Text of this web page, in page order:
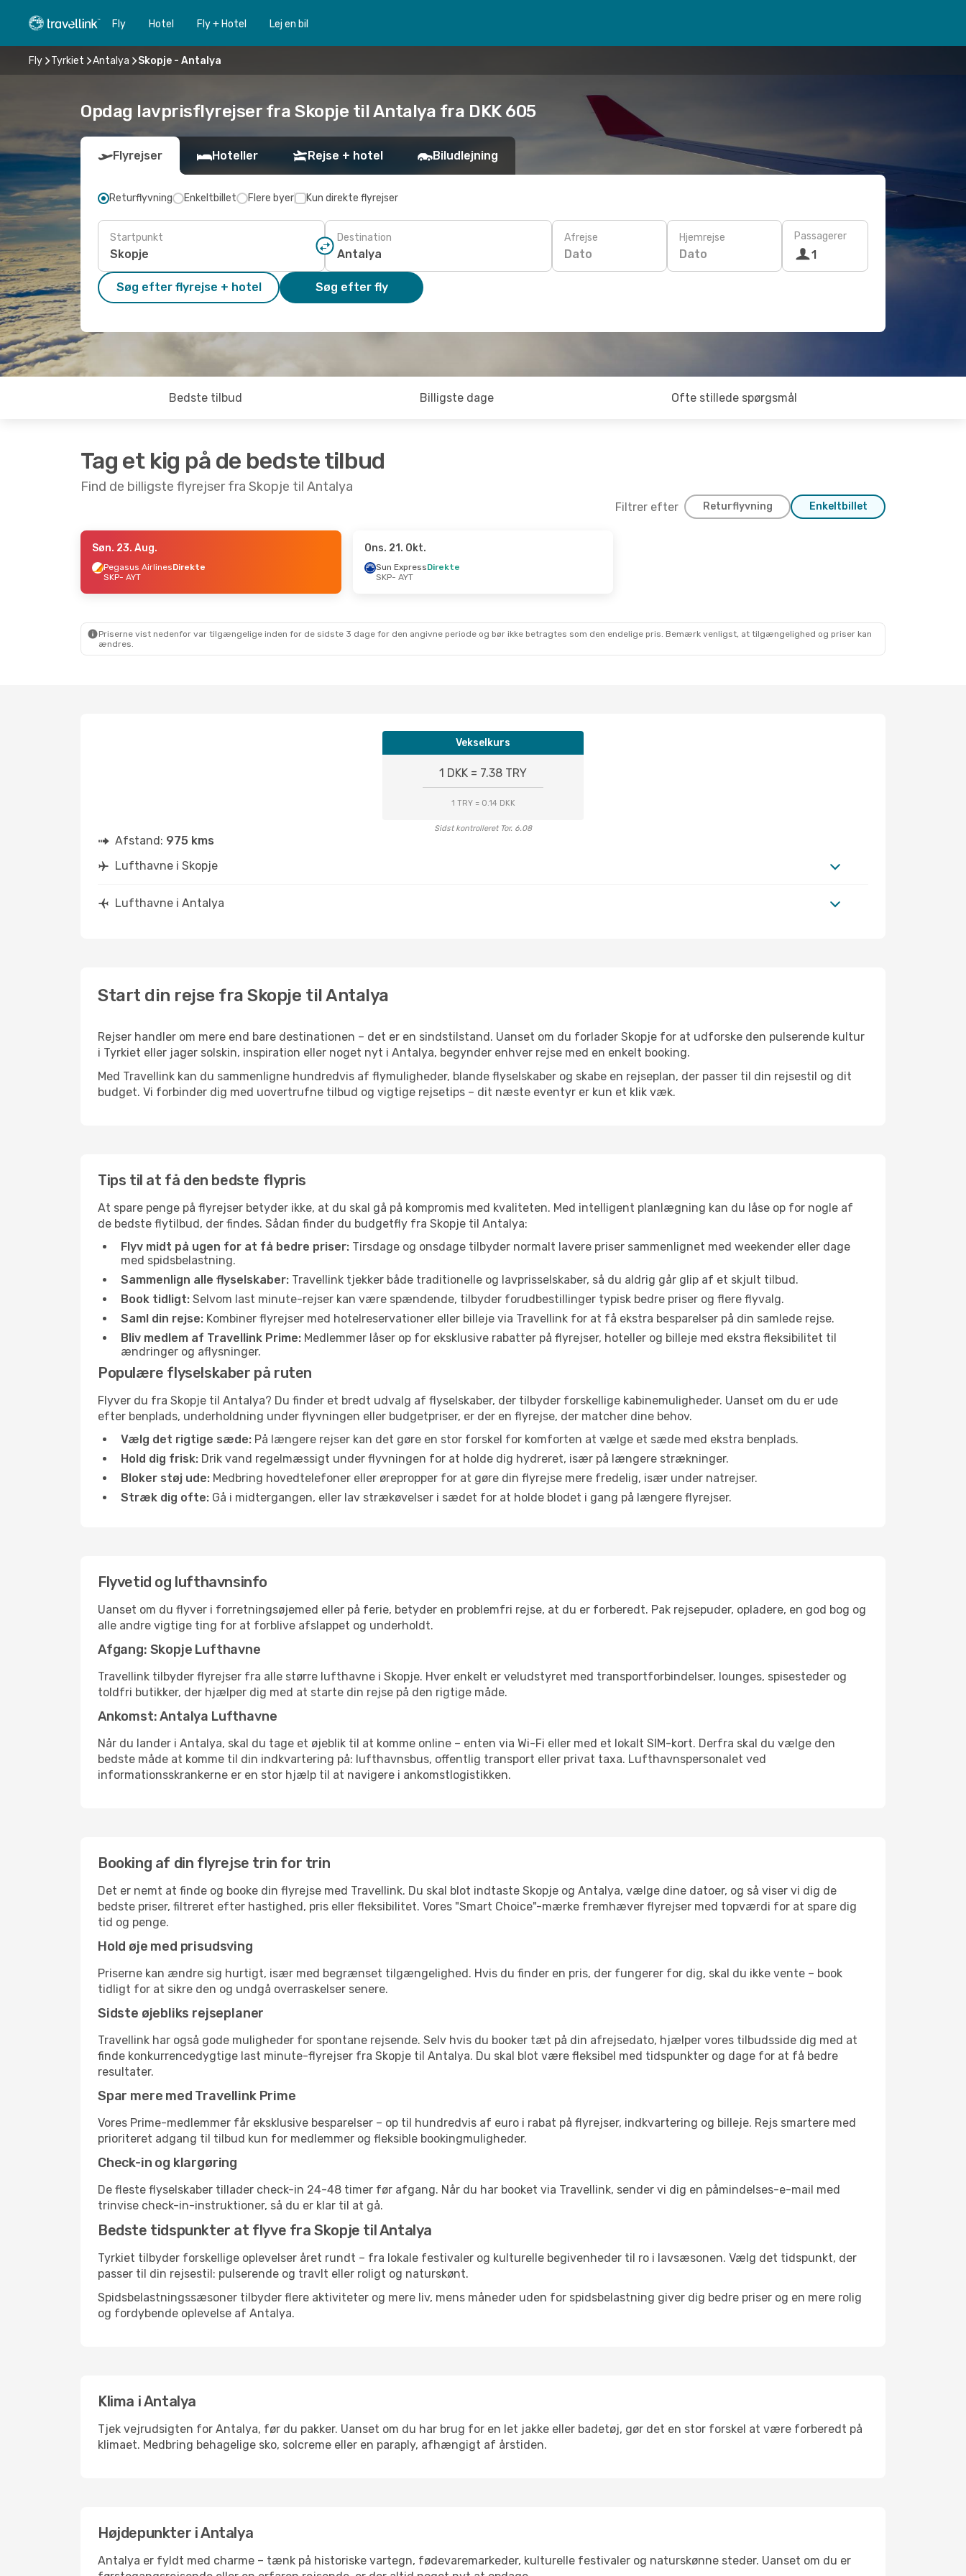
Fly Hotel Fly + Hotel Lej en bil
Fly Tyrkiet Antalya Skopje - Antalya
Opdag lavprisflyrejser fra Skopje til Antalya fra DKK 605
Flyrejser Hoteller Rejse + hotel Biludlejning
Returflyvning Enkeltbillet Flere byer Kun direkte flyrejser
Startpunkt Destination Afrejse
Dato
Hjemrejse
Dato
Passagerer
1
Søg efter flyrejse + hotel Søg efter fly
Bedste tilbud Billigste dage Ofte stillede spørgsmål
Tag et kig på de bedste tilbud
Find de billigste flyrejser fra Skopje til Antalya
Filtrer efter Returflyvning Enkeltbillet
- Ons. 23. Sep.
Direkte
- Lør. 17. Okt.
Direkte
- Ons. 26. Aug.
Søn. 23. Aug.
Pegasus AirlinesDirekte
SKP- AYT
Ons. 21. Okt.
Sun ExpressDirekte
SKP- AYT
Priserne vist nedenfor var tilgængelige inden for de sidste 3 dage for den angivne periode og bør ikke betragtes som den endelige pris. Bemærk venligst, at tilgængelighed og priser kan
ændres.
Vekselkurs
1 DKK = 7.38 TRY
1 TRY = 0.14 DKK
Sidst kontrolleret Tor. 6.08
Afstand: 975 kms
Lufthavne i Skopje
Lufthavne i Antalya
Start din rejse fra Skopje til Antalya
Rejser handler om mere end bare destinationen – det er en sindstilstand. Uanset om du forlader Skopje for at udforske den pulserende kultur
i Tyrkiet eller jager solskin, inspiration eller noget nyt i Antalya, begynder enhver rejse med en enkelt booking.
Med Travellink kan du sammenligne hundredvis af flymuligheder, blande flyselskaber og skabe en rejseplan, der passer til din rejsestil og dit
budget. Vi forbinder dig med uovertrufne tilbud og vigtige rejsetips – dit næste eventyr er kun et klik væk.
Tips til at få den bedste flypris
At spare penge på flyrejser betyder ikke, at du skal gå på kompromis med kvaliteten. Med intelligent planlægning kan du låse op for nogle af
de bedste flytilbud, der findes. Sådan finder du budgetfly fra Skopje til Antalya:
Flyv midt på ugen for at få bedre priser: Tirsdage og onsdage tilbyder normalt lavere priser sammenlignet med weekender eller dage
med spidsbelastning.
Sammenlign alle flyselskaber: Travellink tjekker både traditionelle og lavprisselskaber, så du aldrig går glip af et skjult tilbud.
Book tidligt: Selvom last minute-rejser kan være spændende, tilbyder forudbestillinger typisk bedre priser og flere flyvalg.
Saml din rejse: Kombiner flyrejser med hotelreservationer eller billeje via Travellink for at få ekstra besparelser på din samlede rejse.
Bliv medlem af Travellink Prime: Medlemmer låser op for eksklusive rabatter på flyrejser, hoteller og billeje med ekstra fleksibilitet til
ændringer og aflysninger.
Populære flyselskaber på ruten
Flyver du fra Skopje til Antalya? Du finder et bredt udvalg af flyselskaber, der tilbyder forskellige kabinemuligheder. Uanset om du er ude
efter benplads, underholdning under flyvningen eller budgetpriser, er der en flyrejse, der matcher dine behov.
Vælg det rigtige sæde: På længere rejser kan det gøre en stor forskel for komforten at vælge et sæde med ekstra benplads.
Hold dig frisk: Drik vand regelmæssigt under flyvningen for at holde dig hydreret, især på længere strækninger.
Bloker støj ude: Medbring hovedtelefoner eller ørepropper for at gøre din flyrejse mere fredelig, især under natrejser.
Stræk dig ofte: Gå i midtergangen, eller lav strækøvelser i sædet for at holde blodet i gang på længere flyrejser.
Flyvetid og lufthavnsinfo
Uanset om du flyver i forretningsøjemed eller på ferie, betyder en problemfri rejse, at du er forberedt. Pak rejsepuder, opladere, en god bog og
alle andre vigtige ting for at forblive afslappet og underholdt.
Afgang: Skopje Lufthavne
Travellink tilbyder flyrejser fra alle større lufthavne i Skopje. Hver enkelt er veludstyret med transportforbindelser, lounges, spisesteder og
toldfri butikker, der hjælper dig med at starte din rejse på den rigtige måde.
Ankomst: Antalya Lufthavne
Når du lander i Antalya, skal du tage et øjeblik til at komme online – enten via Wi-Fi eller med et lokalt SIM-kort. Derfra skal du vælge den
bedste måde at komme til din indkvartering på: lufthavnsbus, offentlig transport eller privat taxa. Lufthavnspersonalet ved
informationsskrankerne er en stor hjælp til at navigere i ankomstlogistikken.
Booking af din flyrejse trin for trin
Det er nemt at finde og booke din flyrejse med Travellink. Du skal blot indtaste Skopje og Antalya, vælge dine datoer, og så viser vi dig de
bedste priser, filtreret efter hastighed, pris eller fleksibilitet. Vores "Smart Choice"-mærke fremhæver flyrejser med topværdi for at spare dig
tid og penge.
Hold øje med prisudsving
Priserne kan ændre sig hurtigt, især med begrænset tilgængelighed. Hvis du finder en pris, der fungerer for dig, skal du ikke vente – book
tidligt for at sikre den og undgå overraskelser senere.
Sidste øjebliks rejseplaner
Travellink har også gode muligheder for spontane rejsende. Selv hvis du booker tæt på din afrejsedato, hjælper vores tilbudsside dig med at
finde konkurrencedygtige last minute-flyrejser fra Skopje til Antalya. Du skal blot være fleksibel med tidspunkter og dage for at få bedre
resultater.
Spar mere med Travellink Prime
Vores Prime-medlemmer får eksklusive besparelser – op til hundredvis af euro i rabat på flyrejser, indkvartering og billeje. Rejs smartere med
prioriteret adgang til tilbud kun for medlemmer og fleksible bookingmuligheder.
Check-in og klargøring
De fleste flyselskaber tillader check-in 24-48 timer før afgang. Når du har booket via Travellink, sender vi dig en påmindelses-e-mail med
trinvise check-in-instruktioner, så du er klar til at gå.
Bedste tidspunkter at flyve fra Skopje til Antalya
Tyrkiet tilbyder forskellige oplevelser året rundt – fra lokale festivaler og kulturelle begivenheder til ro i lavsæsonen. Vælg det tidspunkt, der
passer til din rejsestil: pulserende og travlt eller roligt og naturskønt.
Spidsbelastningssæsoner tilbyder flere aktiviteter og mere liv, mens måneder uden for spidsbelastning giver dig bedre priser og en mere rolig
og fordybende oplevelse af Antalya.
Klima i Antalya
Tjek vejrudsigten for Antalya, før du pakker. Uanset om du har brug for en let jakke eller badetøj, gør det en stor forskel at være forberedt på
klimaet. Medbring behagelige sko, solcreme eller en paraply, afhængigt af årstiden.
Højdepunkter i Antalya
Antalya er fyldt med charme – tænk på historiske vartegn, fødevaremarkeder, kulturelle festivaler og naturskønne steder. Uanset om du er